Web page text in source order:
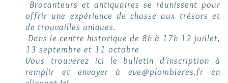
Brocanteurs et antiquaires se réunissent pour
offrir une expérience de chasse aux trésors et
de trouvailles uniques.
Dans le centre historique de 8h à 17h 12 juillet,
13 septembre et 11 octobre
Vous trouverez ici le bulletin d'inscription à
remplir et envoyer à eve@plombieres.fr en